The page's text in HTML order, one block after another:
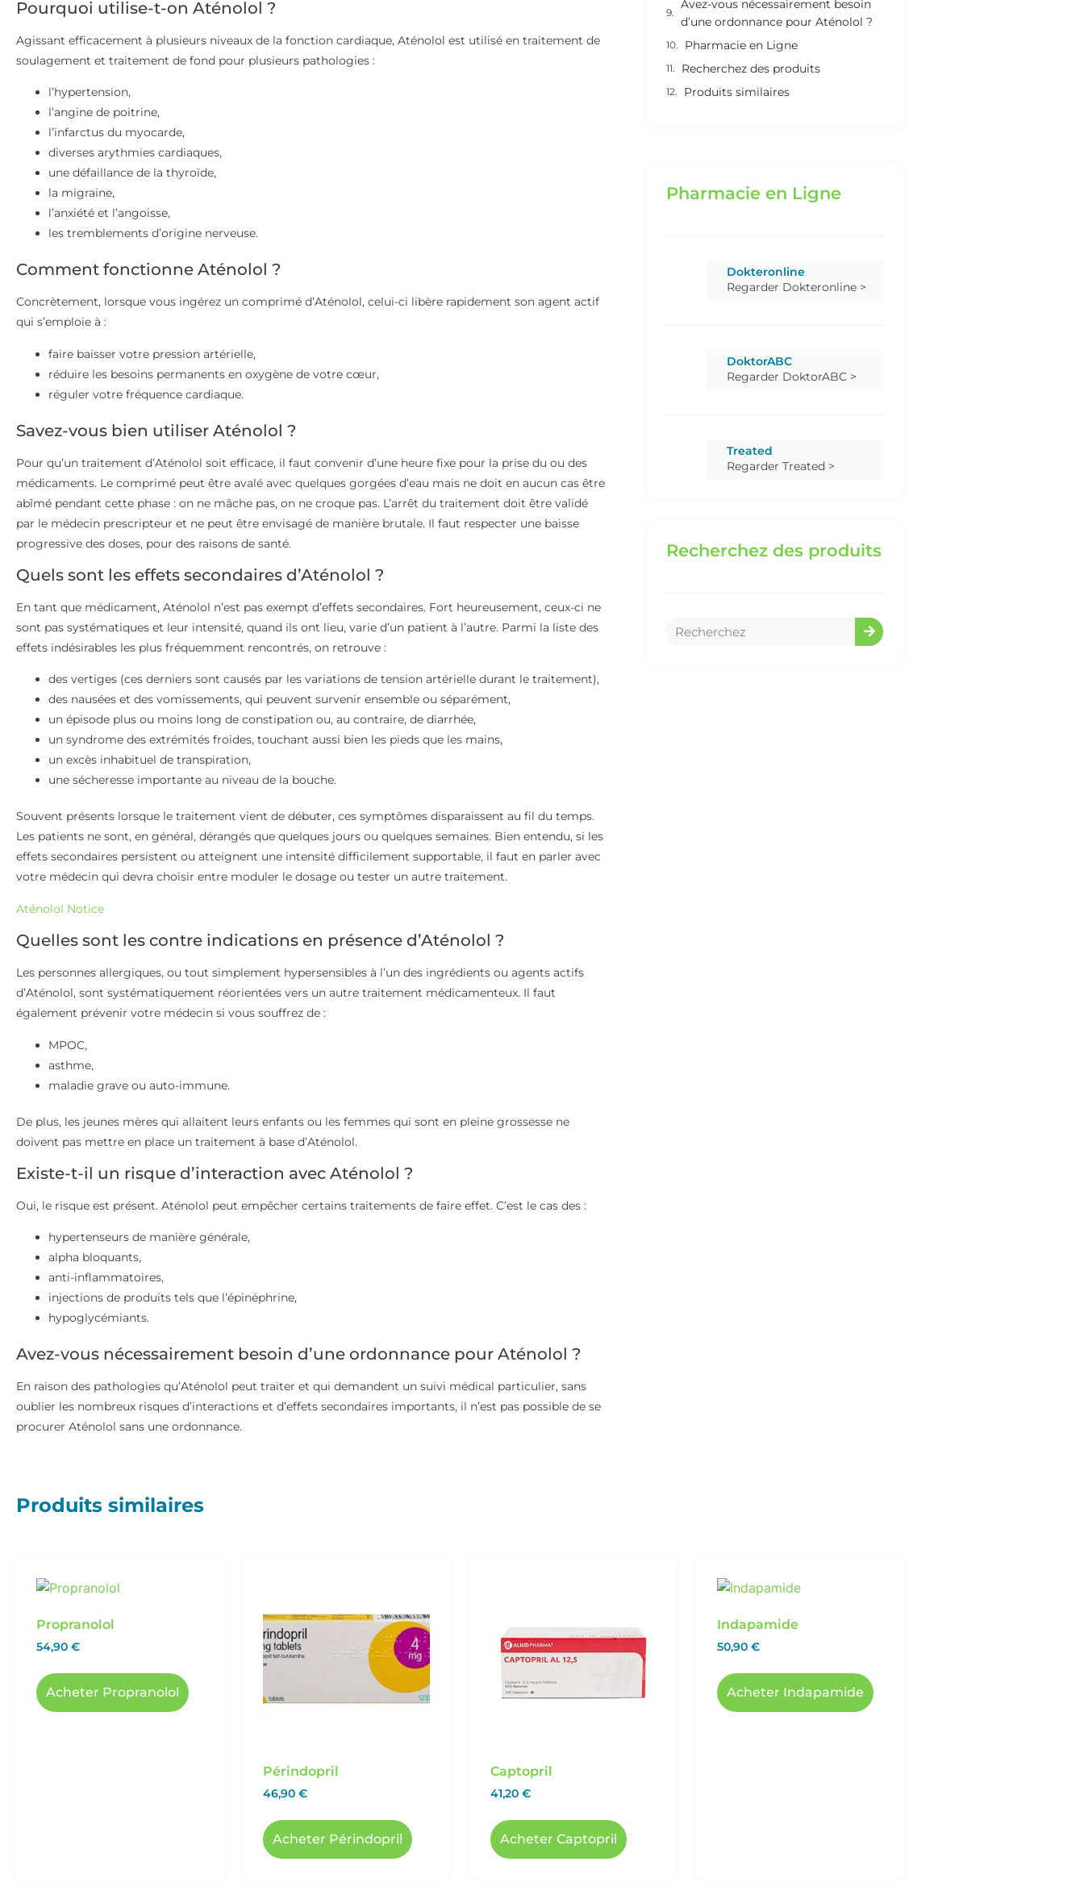
Pourquoi utilise-t-on Aténolol ?
Agissant efficacement à plusieurs niveaux de la fonction cardiaque, Aténolol est utilisé en traitement de
soulagement et traitement de fond pour plusieurs pathologies :
l’hypertension,
l’angine de poitrine,
l’infarctus du myocarde,
diverses arythmies cardiaques,
une défaillance de la thyroïde,
la migraine,
l’anxiété et l’angoisse,
les tremblements d’origine nerveuse.
Comment fonctionne Aténolol ?
Concrètement, lorsque vous ingérez un comprimé d’Aténolol, celui-ci libère rapidement son agent actif
qui s’emploie à :
faire baisser votre pression artérielle,
réduire les besoins permanents en oxygène de votre cœur,
réguler votre fréquence cardiaque.
Savez-vous bien utiliser Aténolol ?
Pour qu’un traitement d’Aténolol soit efficace, il faut convenir d’une heure fixe pour la prise du ou des
médicaments. Le comprimé peut être avalé avec quelques gorgées d’eau mais ne doit en aucun cas être
abîmé pendant cette phase : on ne mâche pas, on ne croque pas. L’arrêt du traitement doit être validé
par le médecin prescripteur et ne peut être envisagé de manière brutale. Il faut respecter une baisse
progressive des doses, pour des raisons de santé.
Quels sont les effets secondaires d’Aténolol ?
En tant que médicament, Aténolol n’est pas exempt d’effets secondaires. Fort heureusement, ceux-ci ne
sont pas systématiques et leur intensité, quand ils ont lieu, varie d’un patient à l’autre. Parmi la liste des
effets indésirables les plus fréquemment rencontrés, on retrouve :
des vertiges (ces derniers sont causés par les variations de tension artérielle durant le traitement),
des nausées et des vomissements, qui peuvent survenir ensemble ou séparément,
un épisode plus ou moins long de constipation ou, au contraire, de diarrhée,
un syndrome des extrémités froides, touchant aussi bien les pieds que les mains,
un excès inhabituel de transpiration,
une sécheresse importante au niveau de la bouche.
Souvent présents lorsque le traitement vient de débuter, ces symptômes disparaissent au fil du temps.
Les patients ne sont, en général, dérangés que quelques jours ou quelques semaines. Bien entendu, si les
effets secondaires persistent ou atteignent une intensité difficilement supportable, il faut en parler avec
votre médecin qui devra choisir entre moduler le dosage ou tester un autre traitement.
Aténolol Notice
Quelles sont les contre indications en présence d’Aténolol ?
Les personnes allergiques, ou tout simplement hypersensibles à l’un des ingrédients ou agents actifs
d’Aténolol, sont systématiquement réorientées vers un autre traitement médicamenteux. Il faut
également prévenir votre médecin si vous souffrez de :
MPOC,
asthme,
maladie grave ou auto-immune.
De plus, les jeunes mères qui allaitent leurs enfants ou les femmes qui sont en pleine grossesse ne
doivent pas mettre en place un traitement à base d’Aténolol.
Existe-t-il un risque d’interaction avec Aténolol ?
Oui, le risque est présent. Aténolol peut empêcher certains traitements de faire effet. C’est le cas des :
hypertenseurs de manière générale,
alpha bloquants,
anti-inflammatoires,
injections de produits tels que l’épinéphrine,
hypoglycémiants.
Avez-vous nécessairement besoin d’une ordonnance pour Aténolol ?
En raison des pathologies qu’Aténolol peut traiter et qui demandent un suivi médical particulier, sans
oublier les nombreux risques d’interactions et d’effets secondaires importants, il n’est pas possible de se
procurer Aténolol sans une ordonnance.
Avez-vous nécessairement besoin
d’une ordonnance pour Aténolol ?
Pharmacie en Ligne
Recherchez des produits
Produits similaires
Pharmacie en Ligne
Dokteronline
Regarder Dokteronline >
DoktorABC
Regarder DoktorABC >
Treated
Regarder Treated >
Recherchez des produits
Produits similaires
Propranolol
54,90 €
Acheter Propranolol
Périndopril
46,90€
Acheter Périndopril
Captopril
41,20 €
Acheter Captopril
Indapamide
50,90 €
Acheter Indapamide